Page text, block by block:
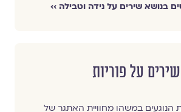
בנושא שירים על נידה וטבילה ››
שירים על פוריות
הנוגעים במשהו מחוויית האתגר של